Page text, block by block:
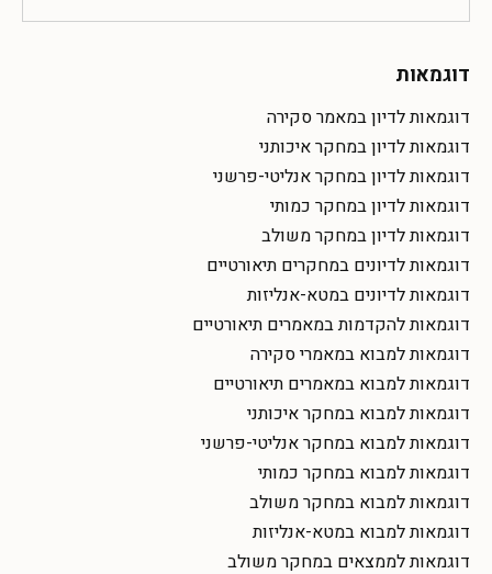
דוגמאות
דוגמאות לדיון במאמר סקירה
דוגמאות לדיון במחקר איכותני
דוגמאות לדיון במחקר אנליטי-פרשני
דוגמאות לדיון במחקר כמותי
דוגמאות לדיון במחקר משולב
דוגמאות לדיונים במחקרים תיאורטיים
דוגמאות לדיונים במטא-אנליזות
דוגמאות להקדמות במאמרים תיאורטיים
דוגמאות למבוא במאמרי סקירה
דוגמאות למבוא במאמרים תיאורטיים
דוגמאות למבוא במחקר איכותני
דוגמאות למבוא במחקר אנליטי-פרשני
דוגמאות למבוא במחקר כמותי
דוגמאות למבוא במחקר משולב
דוגמאות למבוא במטא-אנליזות
דוגמאות לממצאים במחקר משולב